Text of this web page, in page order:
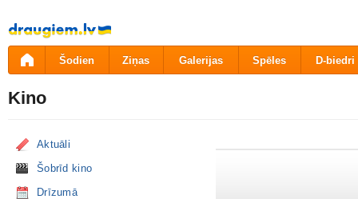
Pāriet
uz
saturu
Šodien Ziņas Galerijas Spēles D-biedri
Kino
Aktuāli
Šobrīd kino
Drīzumā